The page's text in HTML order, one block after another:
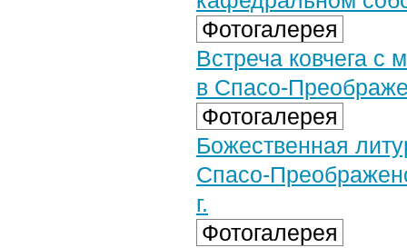
Фотогалерея
Встреча ковчега
в Спасо-
Фотогалерея
Божественная
Спасо-
г.
Фотогалерея